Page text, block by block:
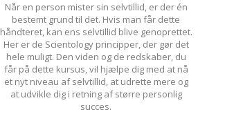
Når en person mister sin selvtillid, er der én
bestemt grund til det. Hvis man får dette
håndteret, kan ens selvtillid blive genoprettet.
Her er de Scientology principper, der gør det
hele muligt. Den viden og de redskaber, du
får på dette kursus, vil hjælpe dig med at nå
et nyt niveau af selvtillid, at udrette mere og
at udvikle dig i retning af større personlig
succes.